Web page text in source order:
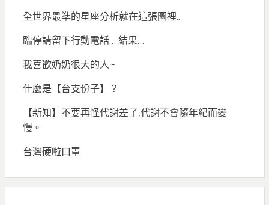
全世界最準的星座分析就在這張圖裡..
臨停請留下行動電話… 結果…
我喜歡奶奶很大的人~
什麼是【台支份子】？
【新知】不要再怪代謝差了,代謝不會隨年紀而變
慢。
台灣硬啦口罩